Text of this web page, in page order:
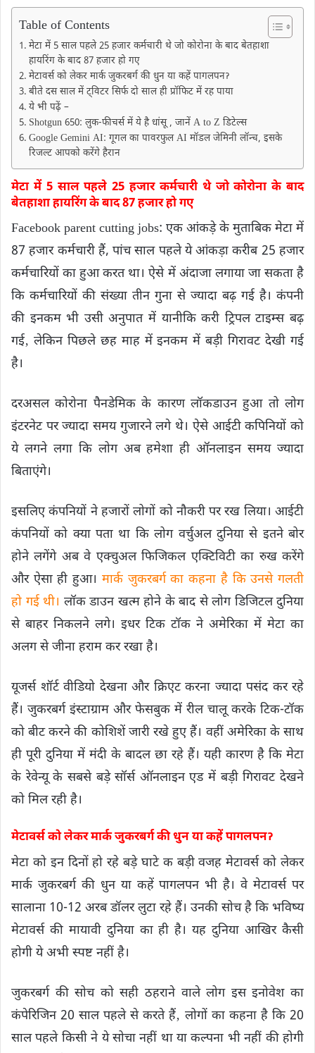
Table of Contents
मेटा में 5 साल पहले 25 हजार कर्मचारी थे जो कोरोना के बाद बेतहाशा
हायरिंग के बाद 87 हजार हो गए
मेटावर्स को लेकर मार्क जुकरबर्ग की धुन या कहें पागलपनॽ
बीते दस साल में ट्विटर सिर्फ दो साल ही प्रॉफिट में रह पाया
ये भी पढ़ें –
Shotgun 650: लुक-फीचर्स में ये है धांसू , जानें A to Z डिटेल्‍स
Google Gemini AI: गूगल का पावरफुल AI मॉडल जेमिनी लॉन्च, इसके
रिजल्‍ट आपको करेंगे हैरान
मेटा में 5 साल पहले 25 हजार कर्मचारी थे जो कोरोना के बाद
बेतहाशा हायरिंग के बाद 87 हजार हो गए
Facebook parent cutting jobs: एक आंकड़े के मुताबिक मेटा में
87 हजार कर्मचारी हैं, पांच साल पहले ये आंकड़ा करीब 25 हजार
कर्मचारियों का हुआ करत था। ऐसे में अंदाजा लगाया जा सकता है
कि कर्मचारियों की संख्या तीन गुना से ज्यादा बढ़ गई है। कंपनी
की इनकम भी उसी अनुपात में यानीकि करी ट्रिपल टाइम्स बढ़
गई‚ लेकिन पिछले छह माह में इनकम में बड़ी गिरावट देखी गई
है।
दरअसल कोरोना पैनडेमिक के कारण लॉकडाउन हुआ तो लोग
इंटरनेट पर ज्यादा समय गुजारने लगे थे। ऐसे आईटी कपिनियों को
ये लगने लगा कि लोग अब हमेशा ही ऑनलाइन समय ज्यादा
बिताएंगे।
इसलिए कंपनियों ने हजारों लोगों को नौकरी पर रख लिया। आईटी
कंपनियों को क्या पता था कि लोग वर्चुअल दुनिया से इतने बोर
होने लगेंगे अब वे एक्चुअल फिजिकल एक्टिविटी का रुख करेंगे
और ऐसा ही हुआ। मार्क जुकरबर्ग का कहना है कि उनसे गलती
हो गई थी। लॉक डाउन खत्म होने के बाद से लोग डिजिटल दुनिया
से बाहर निकलने लगे। इधर टिक टॉक ने अमेरिका में मेटा का
अलग से जीना हराम कर रखा है।
यूजर्स शॉर्ट वीडियो देखना और क्रिएट करना ज्यादा पसंद कर रहे
हैं। जुकरबर्ग इंस्टाग्राम और फेसबुक में रील चालू करके टिक-टॉक
को बीट करने की कोशिशें जारी रखे हुए हैं। वहीं अमेरिका के साथ
ही पूरी दुनिया में मंदी के बादल छा रहे हैं। यही कारण है कि मेटा
के रेवेन्यू के सबसे बड़े सॉर्स ऑनलाइन एड में बड़ी गिरावट देखने
को मिल रही है।
मेटावर्स को लेकर मार्क जुकरबर्ग की धुन या कहें पागलपनॽ
मेटा को इन दिनों हो रहे बड़े घाटे क बड़ी वजह मेटावर्स को लेकर
मार्क जुकरबर्ग की धुन या कहें पागलपन भी है। वे मेटावर्स पर
सालाना 10-12 अरब डॉलर लुटा रहे हैं। उनकी सोच है कि भविष्य
मेटावर्स की मायावी दुनिया का ही है। यह दुनिया आखिर कैसी
होगी ये अभी स्पष्ट नहीं है।
जुकरबर्ग की सोच को सही ठहराने वाले लोग इस इनोवेश का
कंपेरिजिन 20 साल पहले से करते हैं‚ लोगों का कहना है कि 20
साल पहले किसी ने ये सोचा नहीं था या कल्पना भी नहीं की होगी